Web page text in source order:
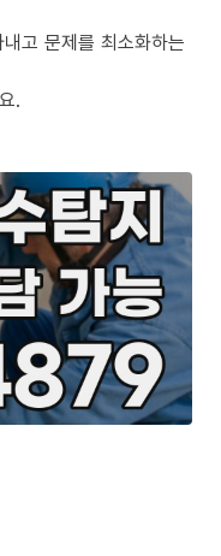
고 문제를 최소화하는
.